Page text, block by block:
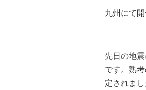
九州にて
先日の地
です。熟
定されまし